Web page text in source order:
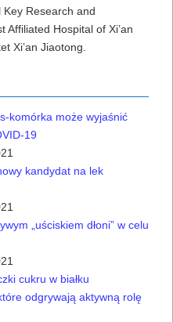
Research and
Affiliated Hospital of Xi’an
Xi’an Jiaotong.
komórka może wyjaśnić
19
kandydat na lek
„uściskiem dłoni” w celu
cukru w ​​białku
odgrywają aktywną rolę